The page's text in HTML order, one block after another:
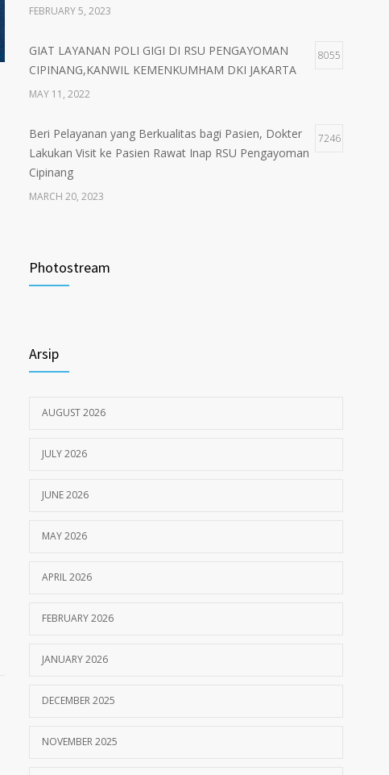
FEBRUARY 5, 2023
GIAT LAYANAN POLI GIGI DI RSU PENGAYOMAN
CIPINANG,KANWIL KEMENKUMHAM DKI JAKARTA
8055
MAY 11, 2022
Beri Pelayanan yang Berkualitas bagi Pasien, Dokter
Lakukan Visit ke Pasien Rawat Inap RSU Pengayoman
Cipinang
7246
MARCH 20, 2023
JULY 18, 2024
Photostream
Arsip
AUGUST 2026
JULY 2026
JUNE 2026
MAY 2026
APRIL 2026
FEBRUARY 2026
JANUARY 2026
DECEMBER 2025
NOVEMBER 2025